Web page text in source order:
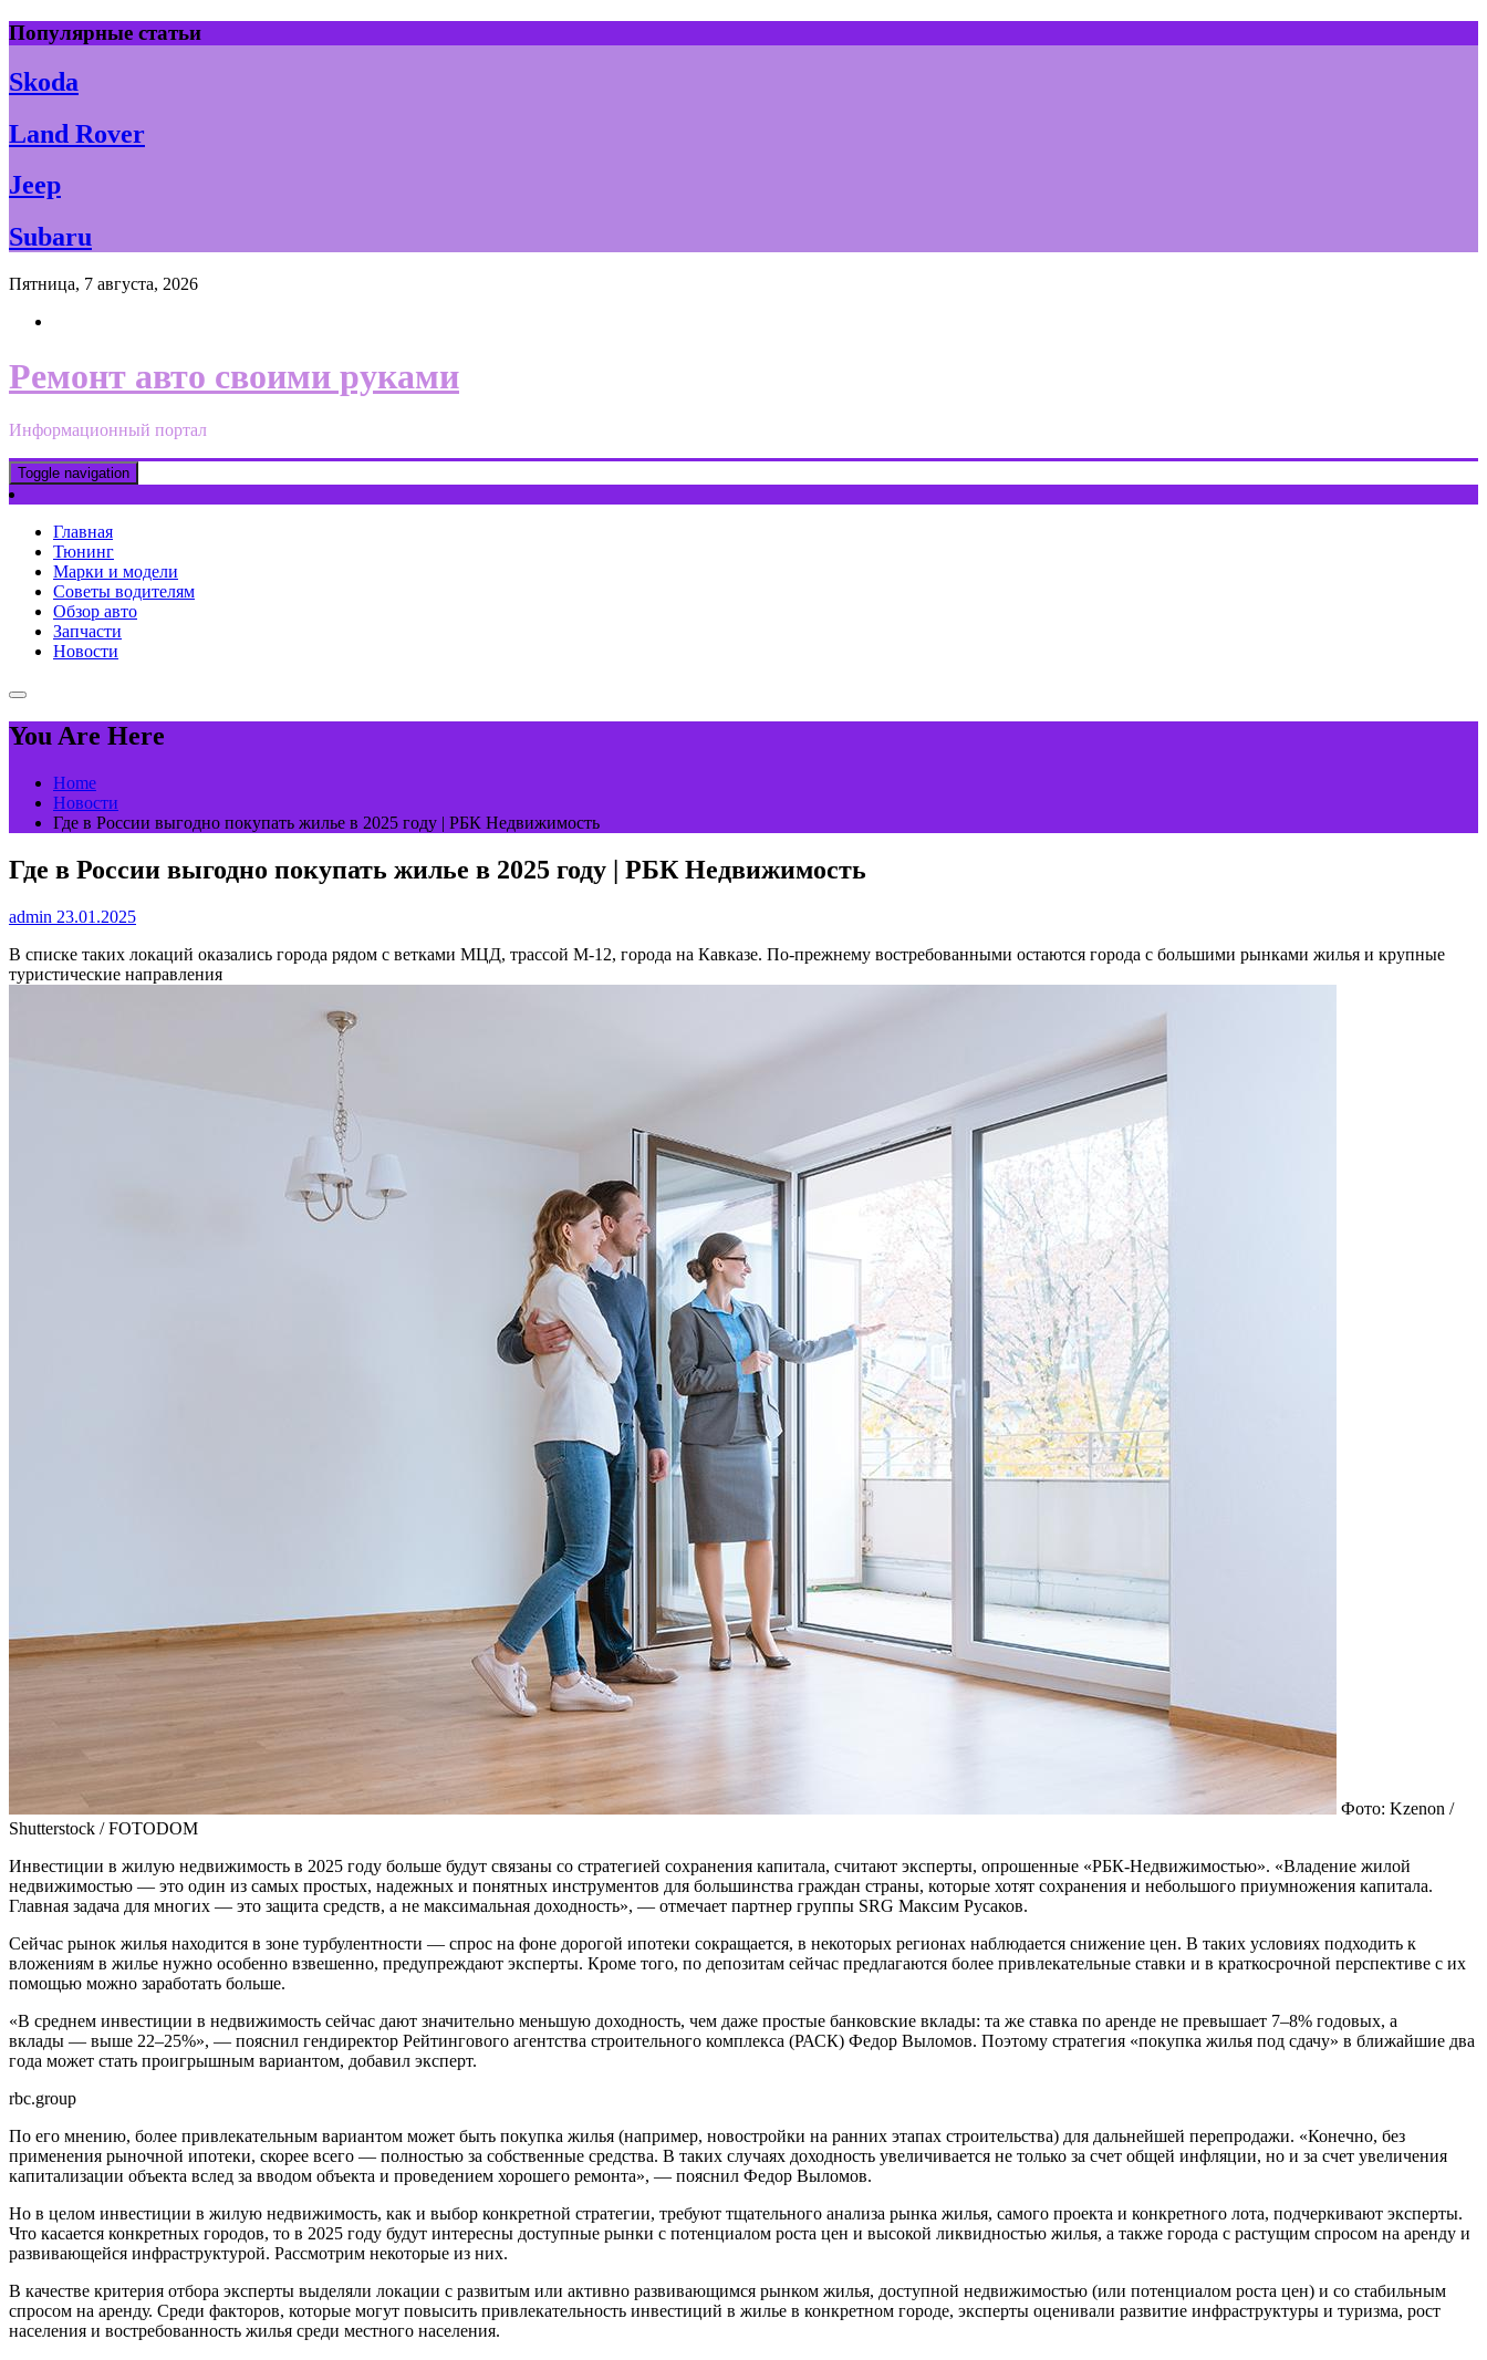
Skip
to
content
Популярные статьи
Skoda
Land Rover
Jeep
Subaru
Пятница, 7 августа, 2026
Ремонт авто своими руками
Информационный портал
Toggle navigation
Главная
Тюнинг
Марки и модели
Советы водителям
Обзор авто
Запчасти
Новости
You Are Here
Home
Новости
Где в России выгодно покупать жилье в 2025 году | РБК Недвижимость
Где в России выгодно покупать жилье в 2025 году | РБК Недвижимость
admin 23.01.2025
В списке таких локаций оказались города рядом с ветками МЦД, трассой М-12, города на Кавказе. По-прежнему востребованными остаются города с большими рынками жилья и крупные
туристические направления
Фото: Kzenon /
Shutterstock / FOTODOM
Инвестиции в жилую недвижимость в 2025 году больше будут связаны со стратегией сохранения капитала, считают эксперты, опрошенные «РБК-Недвижимостью». «Владение жилой
недвижимостью — это один из самых простых, надежных и понятных инструментов для большинства граждан страны, которые хотят сохранения и небольшого приумножения капитала.
Главная задача для многих — это защита средств, а не максимальная доходность», — отмечает партнер группы SRG Максим Русаков.
Сейчас рынок жилья находится в зоне турбулентности — спрос на фоне дорогой ипотеки сокращается, в некоторых регионах наблюдается снижение цен. В таких условиях подходить к
вложениям в жилье нужно особенно взвешенно, предупреждают эксперты. Кроме того, по депозитам сейчас предлагаются более привлекательные ставки и в краткосрочной перспективе с их
помощью можно заработать больше.
«В среднем инвестиции в недвижимость сейчас дают значительно меньшую доходность, чем даже простые банковские вклады: та же ставка по аренде не превышает 7–8% годовых, а
вклады — выше 22–25%», — пояснил гендиректор Рейтингового агентства строительного комплекса (РАСК) Федор Выломов. Поэтому стратегия «покупка жилья под сдачу» в ближайшие два
года может стать проигрышным вариантом, добавил эксперт.
rbc.group
По его мнению, более привлекательным вариантом может быть покупка жилья (например, новостройки на ранних этапах строительства) для дальнейшей перепродажи. «Конечно, без
применения рыночной ипотеки, скорее всего — полностью за собственные средства. В таких случаях доходность увеличивается не только за счет общей инфляции, но и за счет увеличения
капитализации объекта вслед за вводом объекта и проведением хорошего ремонта», — пояснил Федор Выломов.
Но в целом инвестиции в жилую недвижимость, как и выбор конкретной стратегии, требуют тщательного анализа рынка жилья, самого проекта и конкретного лота, подчеркивают эксперты.
Что касается конкретных городов, то в 2025 году будут интересны доступные рынки с потенциалом роста цен и высокой ликвидностью жилья, а также города с растущим спросом на аренду и
развивающейся инфраструктурой. Рассмотрим некоторые из них.
В качестве критерия отбора эксперты выделяли локации с развитым или активно развивающимся рынком жилья, доступной недвижимостью (или потенциалом роста цен) и со стабильным
спросом на аренду. Среди факторов, которые могут повысить привлекательность инвестиций в жилье в конкретном городе, эксперты оценивали развитие инфраструктуры и туризма, рост
населения и востребованность жилья среди местного населения.